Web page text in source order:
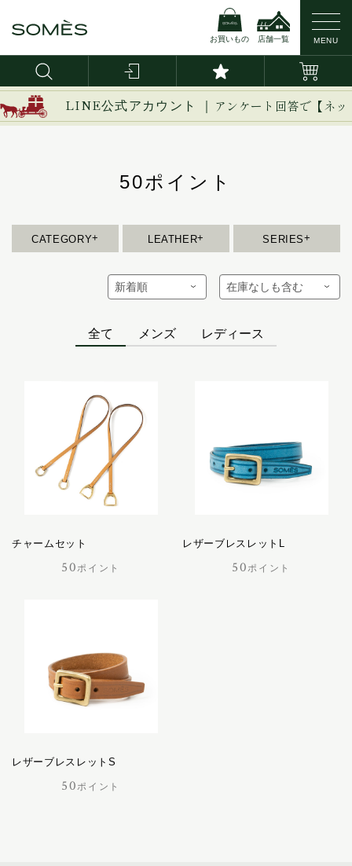
お買いもの 店舗一覧 MENU
LINE公式アカウント ｜ アンケート回答で【ネ
50ポイント
CATEGORY LEATHER SERIES
全て メンズ レディース
チャームセット
50ポイント
レザーブレスレットL
50ポイント
レザーブレスレットS
50ポイント
新作
インテリア
馬具
おすすめギフト
価格見直しました
オーダーメイド
200ポイント
300ポイント
ブライドルレザー
カーフレザー
イージー
イノベーション
エリテ
エリン
オフィサー
キーフォブ
コートリー
サッチェル
サドラリー
ジェラード
ジャンヌ
スクエア
スフレ
ドレッサージュ
トロット
ニネット
パッサージュ
ハーネス